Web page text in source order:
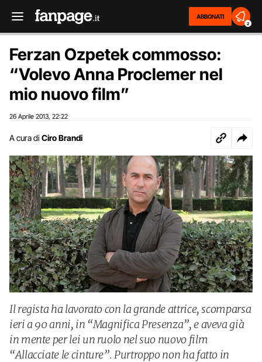
ABBONATI
2
Ferzan Ozpetek commosso:
“Volevo Anna Proclemer nel
mio nuovo film”
26 Aprile 2013 22:22
A cura di Ciro Brandi
Il regista ha lavorato con la grande attrice, scomparsa
ieri a 90 anni, in “Magnifica Presenza”, e aveva già
in mente per lei un ruolo nel suo nuovo film
“Allacciate le cinture”. Purtroppo non ha fatto in